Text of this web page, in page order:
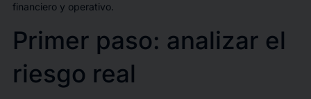
financiero y operativo.
Primer paso: analizar el
riesgo real